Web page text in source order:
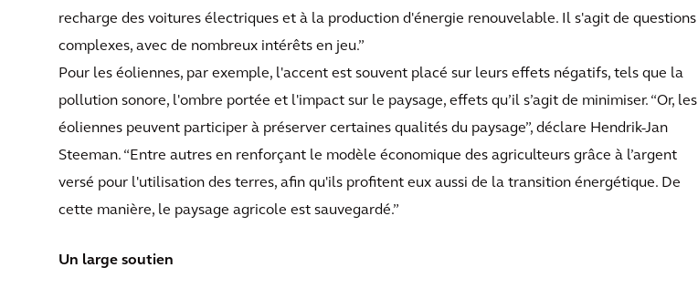
recharge des voitures électriques et à la production d'énergie renouvelable. Il s'agit de questions
complexes, avec de nombreux intérêts en jeu.”
Pour les éoliennes, par exemple, l'accent est souvent placé sur leurs effets négatifs, tels que la
pollution sonore, l'ombre portée et l'impact sur le paysage, effets qu’il s’agit de minimiser. “Or, les
éoliennes peuvent participer à préserver certaines qualités du paysage”, déclare Hendrik-Jan
Steeman. “Entre autres en renforçant le modèle économique des agriculteurs grâce à l’argent
versé pour l'utilisation des terres, afin qu'ils profitent eux aussi de la transition énergétique. De
cette manière, le paysage agricole est sauvegardé.”
Un large soutien